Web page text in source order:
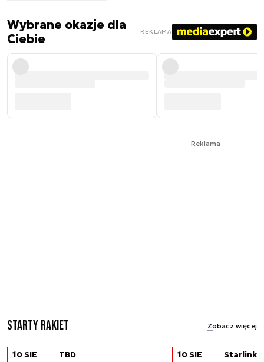
Wybrane okazje dla
Ciebie
REKLAMA
Reklama
Starty rakiet Zobacz więcej
10 SIE
TBD
10 SIE
Starlink